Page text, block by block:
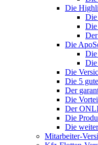
Die
Die
Die
Die
Die
Die
Die
Die 5
Der
Die
Der
Die
Die
Mitarbeiter-